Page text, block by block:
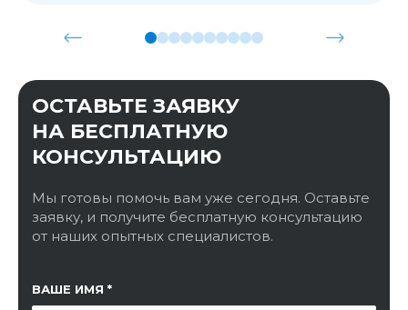
ОСТАВЬТЕ ЗАЯВКУ
НА БЕСПЛАТНУЮ
КОНСУЛЬТАЦИЮ
Мы готовы помочь вам уже сегодня. Оставьте
заявку, и получите бесплатную консультацию
от наших опытных специалистов.
ВАШЕ ИМЯ
ССЫЛКА НА СТРАНИЦУ